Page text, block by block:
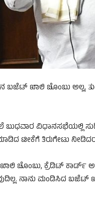
ಬಜೆಟ್ ಖಾಲಿ ಚೊಂಬು ಅಲ್ಲ,
ವಿಧಾನಸಭೆಯಲ್ಲಿ
ಟೀಕೆಗೆ ತಿರುಗೇಟು
ಕ್ರೆಡಿಟ್ ಕಾರ್ಡ್
ನಾನು ಮಂಡಿಸಿದ ಬಜೆಟ್